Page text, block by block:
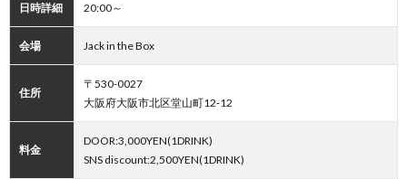
日時詳細 20:00～
会場 Jack in the Box
住所
〒530-0027
大阪府大阪市北区堂山町12-12
料金
DOOR:3,000YEN(1DRINK)
SNS discount:2,500YEN(1DRINK)